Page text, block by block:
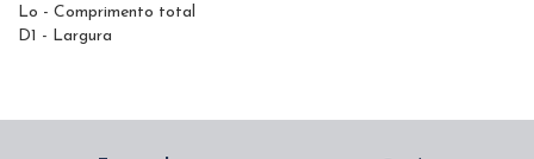
Lo - Comprimento total
D1 - Largura